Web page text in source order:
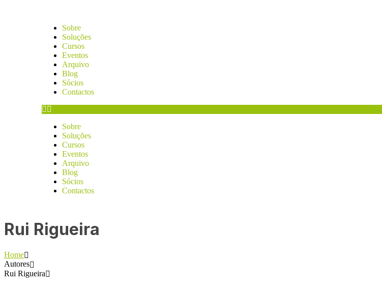
Sobre
Soluções
Cursos
Eventos
Arquivo
Blog
Sócios
Contactos
Sobre
Soluções
Cursos
Eventos
Arquivo
Blog
Sócios
Contactos
Rui Rigueira
Home
Autores
Rui Rigueira